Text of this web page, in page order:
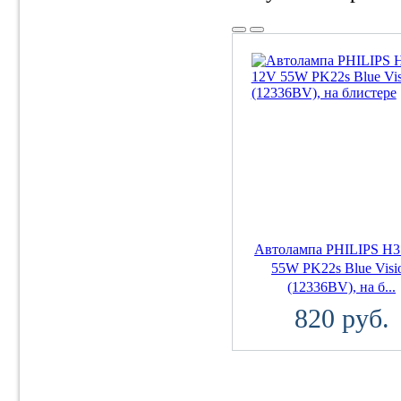
Автолампа PHILIPS
55W PK22s Blue
(12336BV), на б...
820 руб.